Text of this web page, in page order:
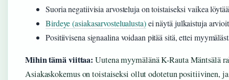
Suoria negatiivisia arvosteluja on toistaiseksi vaikea
Birdeye (asiakasarvostelualusta)ei näytä julkaistuja
Positiivisena signaalina voidaan pitää sitä, ettei
Mihin tämä viittaa: Uutena myymälänä K-Rauta Mäntsälä
Asiakaskokemus on toistaiseksi ollut odotetun positiivinen,